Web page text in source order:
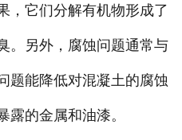
，它们分解有机物形成了
。另外，腐蚀问题通常与
题能降低对混凝土的腐蚀
露的金属和油漆。